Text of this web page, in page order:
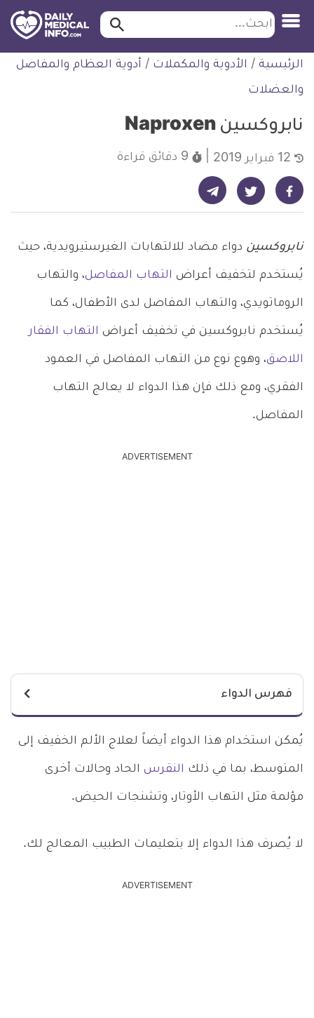
التخطي
للمحتوى
طبية
ابحث ابحث…
الرئيسية / الأدوية والمكملات / أدوية العظام والمفاصل
والعضلات
نابروكسين Naproxen
9 دقائق قراءة
شارك على فيسبوك - ديلي ميديكال انفو شارك على تويتر - ديلي ميديكال انفو شارك على تيليجرام - ديلي ميديكال انفو
نابروكسين دواء مضاد للالتهابات الغيرستيرويدية، حيث
يُستخدم لتخفيف أعراض التهاب المفاصل، والتهاب
الروماتويدي، والتهاب المفاصل لدى الأطفال، كما
يُستخدم نابروكسين في تخفيف أعراض التهاب الفقار
اللاصق، وهوع نوع من التهاب المفاصل في العمود
الفقري، ومع ذلك فإن هذا الدواء لا يعالج التهاب
المفاصل.
ADVERTISEMENT
فهرس الدواء
يُمكن استخدام هذا الدواء أيضاً لعلاج الألم الخفيف إلى
المتوسط، بما في ذلك النقرس الحاد وحالات أخرى
مؤلمة مثل التهاب الأوتار، وتشنجات الحيض.
لا يُصرف هذا الدواء إلا بتعليمات الطبيب المعالج لك.
ADVERTISEMENT